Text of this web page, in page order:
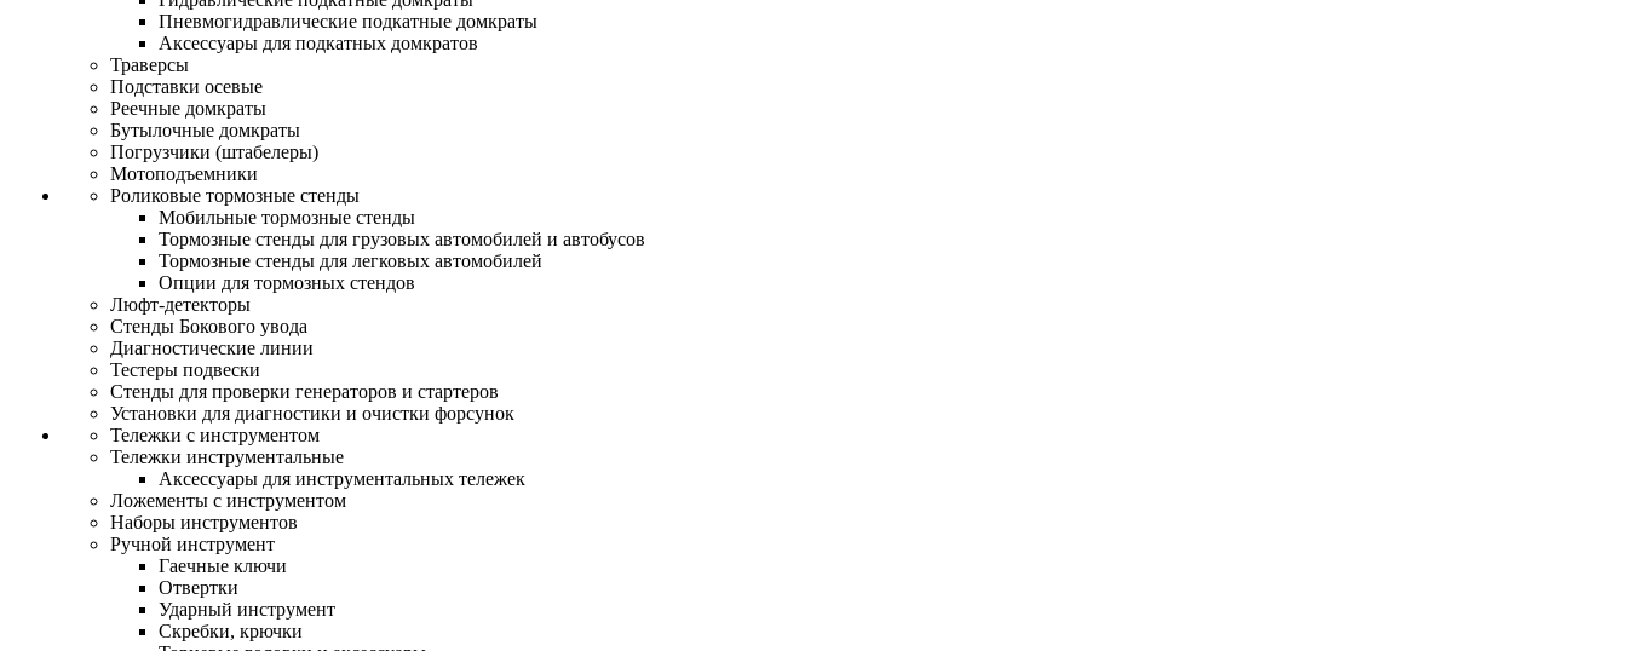
Пневмогидравлические подкатные домкраты
Аксессуары для подкатных домкратов
Траверсы
Подставки осевые
Реечные домкраты
Бутылочные домкраты
Погрузчики (штабелеры)
Мотоподъемники
Роликовые тормозные стенды
Мобильные тормозные стенды
Тормозные стенды для грузовых автомобилей и автобусов
Тормозные стенды для легковых автомобилей
Опции для тормозных стендов
Люфт-детекторы
Стенды Бокового увода
Диагностические линии
Тестеры подвески
Стенды для проверки генераторов и стартеров
Установки для диагностики и очистки форсунок
Тележки с инструментом
Тележки инструментальные
Аксессуары для инструментальных тележек
Ложементы с инструментом
Наборы инструментов
Ручной инструмент
Гаечные ключи
Отвертки
Ударный инструмент
Скребки, крючки